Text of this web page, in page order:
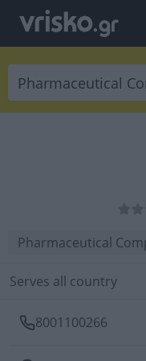
Pharmaceutical
Serves all country
8001100266